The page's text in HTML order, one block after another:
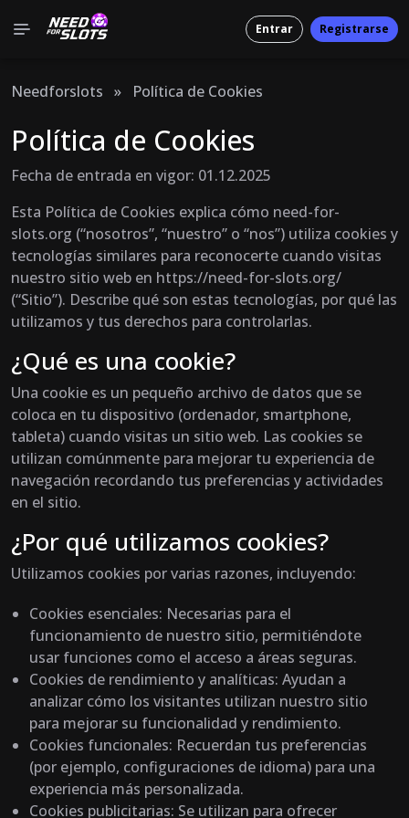
Entrar Registrarse
Needforslots » Política de Cookies
Política de Cookies
Fecha de entrada en vigor: 01.12.2025
Esta Política de Cookies explica cómo need-for-
slots.org (“nosotros”, “nuestro” o “nos”) utiliza cookies y
tecnologías similares para reconocerte cuando visitas
nuestro sitio web en https://need-for-slots.org/
(“Sitio”). Describe qué son estas tecnologías, por qué las
utilizamos y tus derechos para controlarlas.
¿Qué es una cookie?
Una cookie es un pequeño archivo de datos que se
coloca en tu dispositivo (ordenador, smartphone,
tableta) cuando visitas un sitio web. Las cookies se
utilizan comúnmente para mejorar tu experiencia de
navegación recordando tus preferencias y actividades
en el sitio.
¿Por qué utilizamos cookies?
Utilizamos cookies por varias razones, incluyendo:
Cookies esenciales: Necesarias para el
funcionamiento de nuestro sitio, permitiéndote
usar funciones como el acceso a áreas seguras.
Cookies de rendimiento y analíticas: Ayudan a
analizar cómo los visitantes utilizan nuestro sitio
para mejorar su funcionalidad y rendimiento.
Cookies funcionales: Recuerdan tus preferencias
(por ejemplo, configuraciones de idioma) para una
experiencia más personalizada.
Cookies publicitarias: Se utilizan para ofrecer